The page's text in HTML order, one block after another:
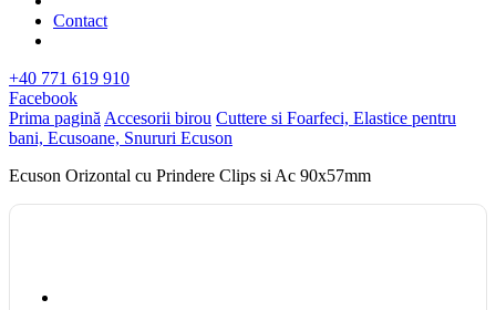
Contact
+40 771 619 910
Facebook
Prima pagină Accesorii birou Cuttere si Foarfeci, Elastice pentru
bani, Ecusoane, Snururi Ecuson
Ecuson Orizontal cu Prindere Clips si Ac 90x57mm